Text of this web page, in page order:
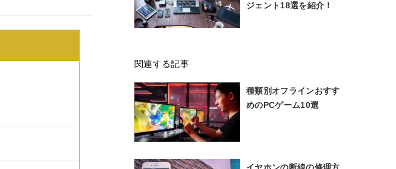
ジェント18選を紹介！
関連する記事
種類別オフラインおすす
めのPCゲーム10選